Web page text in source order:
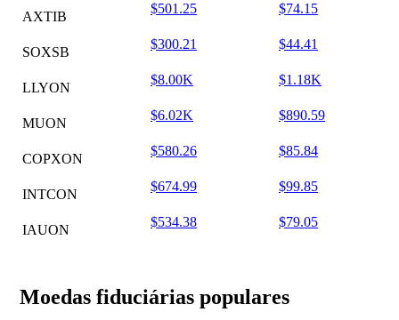
AXTIB
$501.25 $74.15
SOXSB
$300.21 $44.41
LLYON
$8.00K $1.18K
MUON
$6.02K $890.59
COPXON
$580.26 $85.84
INTCON
$674.99 $99.85
IAUON
$534.38 $79.05
Moedas fiduciárias populares